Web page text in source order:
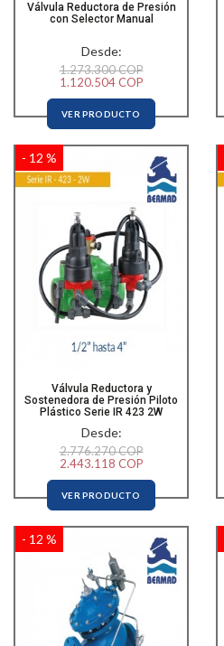
Válvula Reductora de Presión
con Selector Manual
Desde:
1.273.300 COP
1.120.504 COP
VER PRODUCTO
Válvula Reductora y
Sostenedora de Presión Piloto
Plástico Serie IR 423 2W
- 12 %
Desde:
2.776.270 COP
2.443.118 COP
VER PRODUCTO
- 12 %